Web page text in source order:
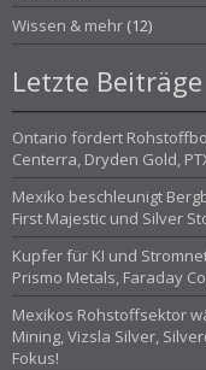
Wissen & mehr (12)
Letzte Beiträge
Ontario fördert
Centerra, Dryden Gold,
Mexiko beschleunigt
First Majestic und Silver
Kupfer für KI und
Prismo Metals, Faraday
Mexikos Rohstoffsektor
Mining, Vizsla Silver,
Fokus!